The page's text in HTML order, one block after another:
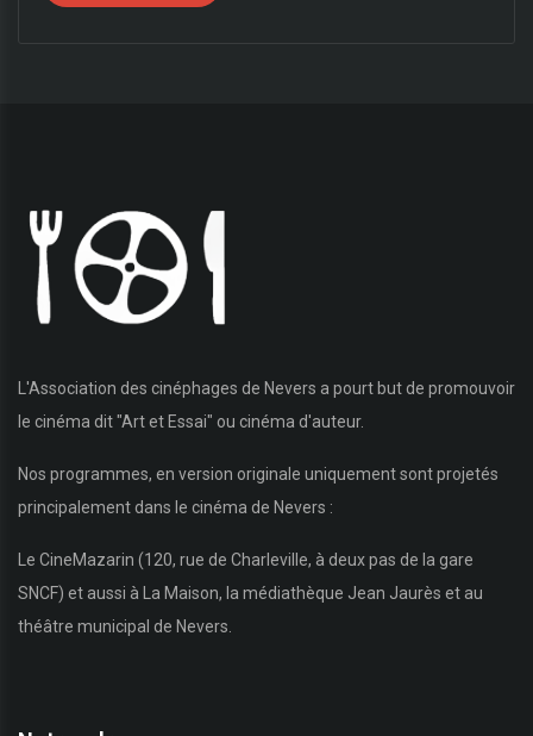
L'Association des cinéphages de Nevers a pourt but de promouvoir
le cinéma dit "Art et Essai" ou cinéma d'auteur.
Nos programmes, en version originale uniquement sont projetés
principalement dans le cinéma de Nevers :
Le CineMazarin (120, rue de Charleville, à deux pas de la gare
SNCF) et aussi à La Maison, la médiathèque Jean Jaurès et au
théâtre municipal de Nevers.